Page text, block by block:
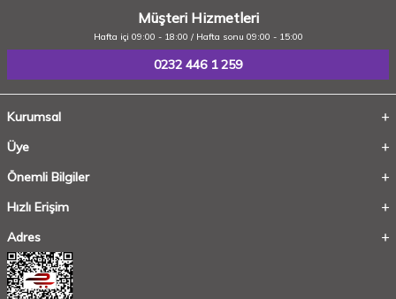
Müşteri Hizmetleri
Hafta içi 09:00 - 18:00 / Hafta sonu 09:00 - 15:00
0232 446 1 259
Kurumsal
Üye
Önemli Bilgiler
Hızlı Erişim
Adres